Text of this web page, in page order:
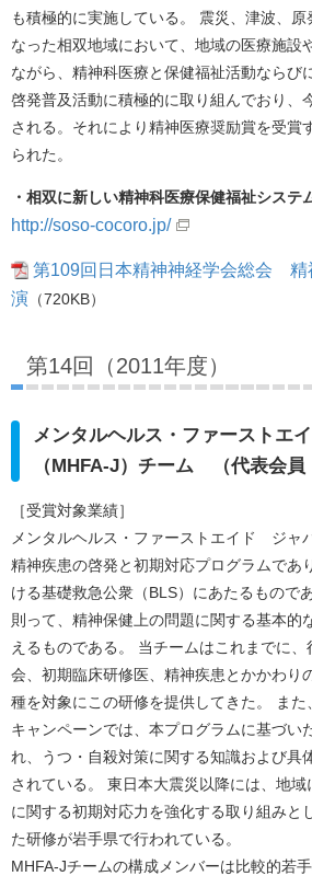
も積極的に実施している。 震災、津波、
なった相双地域において、地域の医療施設
ながら、精神科医療と保健福祉活動ならび
啓発普及活動に積極的に取り組んでおり、
される。それにより精神医療奨励賞を受賞
られた。
・相双に新しい精神科医療保健福祉システ
http://soso-cocoro.jp/
第109回日本精神神経学会総会 精
演 （720KB）
第14回（2011年度）
メンタルヘルス・ファーストエ
（MHFA-J）チーム （代表会員
［受賞対象業績］
メンタルヘルス・ファーストエイド ジャ
精神疾患の啓発と初期対応プログラムであ
ける基礎救急公衆（BLS）にあたるもので
則って、精神保健上の問題に関する基本的
えるものである。 当チームはこれまでに
会、初期臨床研修医、精神疾患とかかわり
種を対象にこの研修を提供してきた。 ま
キャンペーンでは、本プログラムに基づい
れ、うつ・自殺対策に関する知識および具
されている。 東日本大震災以降には、地
に関する初期対応力を強化する取り組みと
た研修が岩手県で行われている。
MHFA-Jチームの構成メンバーは比較的若